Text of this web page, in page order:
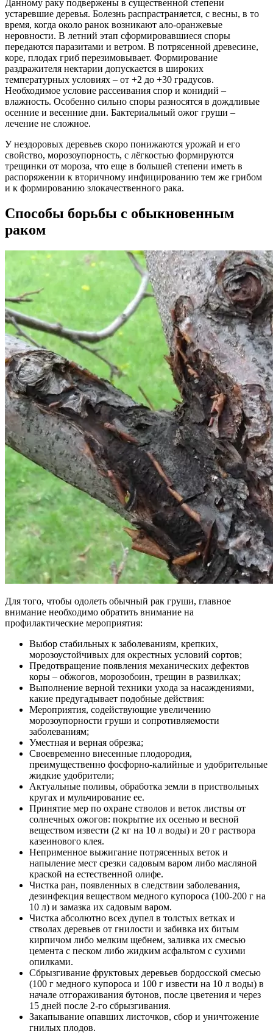
Данному раку подвержены в существенной степени
устаревшие деревья. Болезнь распрастраняется, с весны, в то
время, когда около ранок возникают ало-оранжевые
неровности. В летний этап сформировавшиеся споры
передаются паразитами и ветром. В потрясенной древесине,
коре, плодах гриб перезимовывает. Формирование
раздражителя нектарии допускается в широких
температурных условиях – от +2 до +30 градусов.
Необходимое условие рассеивания спор и конидий –
влажность. Особенно сильно споры разносятся в дождливые
осенние и весенние дни. Бактериальный ожог груши –
лечение не сложное.
У нездоровых деревьев скоро понижаются урожай и его
свойство, морозоупорность, с лёгкостью формируются
трещинки от мороза, что еще в большей степени иметь в
распоряжении к вторичному инфицированию тем же грибом
и к формированию злокачественного рака.
Способы борьбы с обыкновенным
раком
Для того, чтобы одолеть обычный рак груши, главное
внимание необходимо обратить внимание на
профилактические мероприятия:
Выбор стабильных к заболеваниям, крепких,
морозоустойчивых для окрестных условий сортов;
Предотвращение появления механических дефектов
коры – обжогов, морозобоин, трещин в развилках;
Выполнение верной техники ухода за насаждениями,
какие предугадывает подобные действия:
Мероприятия, содействующие увеличению
морозоупорности груши и сопротивляемости
заболеваниям;
Уместная и верная обрезка;
Своевременно внесенные плодородия,
преимущественно фосфорно-калийные и удобрительные
жидкие удобрители;
Актуальные поливы, обработка земли в приствольных
кругах и мульчирование ее.
Принятие мер по охране стволов и веток листвы от
солнечных ожогов: покрытие их осенью и весной
веществом извести (2 кг на 10 л воды) и 20 г раствора
казеинового клея.
Неприменное выжигание потрясенных веток и
напыление мест срезки садовым варом либо масляной
краской на естественной олифе.
Чистка ран, появленных в следствии заболевания,
дезинфекция веществом медного купороса (100-200 г на
10 л) и замазка их садовым варом.
Чистка абсолютно всех дупел в толстых ветках и
стволах деревьев от гнилости и забивка их битым
кирпичом либо мелким щебнем, заливка их смесью
цемента с песком либо жидким асфальтом с сухими
опилками.
Сбрызгивание фруктовых деревьев бордосской смесью
(100 г медного купороса и 100 г извести на 10 л воды) в
начале отгораживания бутонов, после цветения и через
15 дней после 2-го сбрызгивания.
Закапывание опавших листочков, сбор и уничтожение
гнилых плодов.